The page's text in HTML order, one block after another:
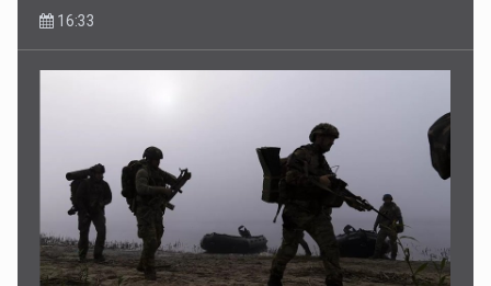
Corab satdığı deyilən qazi ilə bağlı - Daha bir açıqlama
11:40
16:33